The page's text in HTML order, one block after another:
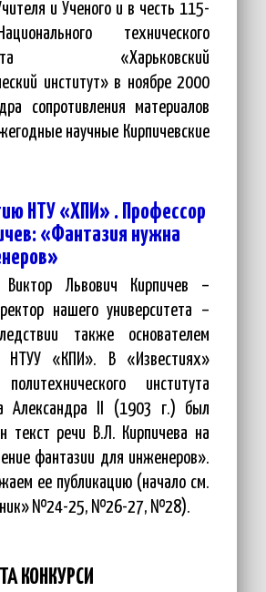
и Ученого и в честь 115-
технического
«Харьковский
институт» в ноябре 2000
сопротивления материалов
научные Кирпичевские
НТУ «ХПИ» . Профессор
«Фантазия нужна
Виктор Львович Кирпичев –
нашего университета –
также основателем
НТУУ «КПИ». В «Известиях»
политехнического института
Александра II (1903 г.) был
текст речи В.Л. Кирпичева на
фантазии для инженеров».
ее публикацию (начало см.
№24-25, №26-27, №28).
КОНКУРСИ